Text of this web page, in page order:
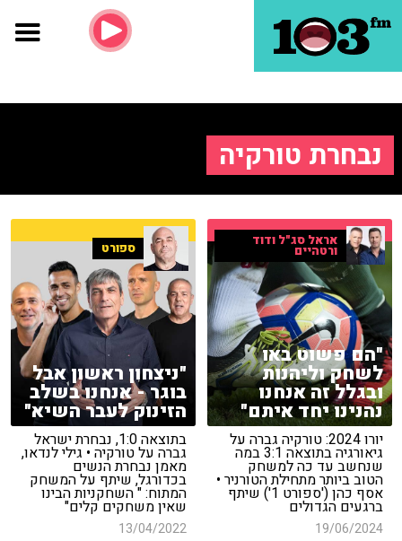
נבחרת טורקיה
אראל סג"ל ודוד
ורטהיים
"הם פשוט באו
לשחק וליהנות
ובגלל זה אנחנו
נהנינו יחד איתם"
יורו 2024: טורקיה גברה על
גיאורגיה בתוצאה 3:1 במה
שנחשב עד כה למשחק
הטוב ביותר מתחילת הטורניר •
אסף כהן ('ספורט 1') שיתף
ברגעים הגדולים
19/06/2024
ספורט
"ניצחון ראשון אבל
בוגר - אנחנו בשלב
הזינוק לעבר השיא"
בתוצאה 1:0, נבחרת ישראל
גברה על טורקיה • גילי לנדאו,
מאמן נבחרת הנשים
בכדורגל, שיתף על המשחק
המתוח: " השחקניות הבינו
שאין משחקים קלים"
13/04/2022